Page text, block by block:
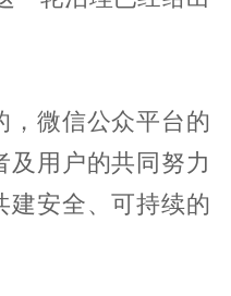
，微信公众平台的
及用户的共同努力
建安全、可持续的